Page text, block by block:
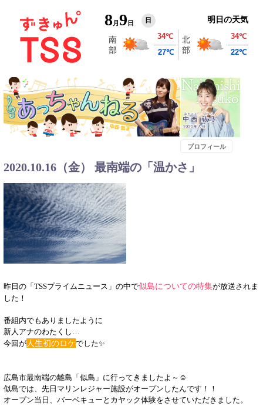
8 月9 日 日 明日の天気
プロフィール
2020.10.16（金） 最南端の「温かさ」
昨日の「TSSプライムニュース」の中で似島についての特集が放送されま
した！
番組内でもありましたように
新人アナのわたくし…
今回が人生初のロケでした✨
広島市最南端の離島「似島」に行ってきましたよ～☺
似島では、先日マリンレジャー施設がオープンしたんです！！
オープン当日、バーベキューとカヤック体験をさせていただきました。